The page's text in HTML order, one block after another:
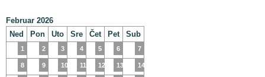
Februar 2026
Ned
Pon Uto Sre Čet Pet Sub
1 2 3 4 5 6 7
8 9 10 11 12 13 14